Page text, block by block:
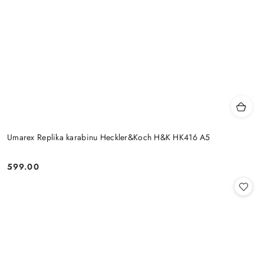
Umarex Replika karabinu Heckler&Koch H&K HK416 A5
Cena:
599.00